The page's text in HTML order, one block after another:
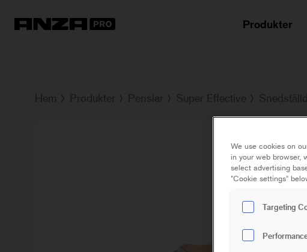
Produkter
Hem Produkter Penslar Super Effective
We use cookies on
in your web browser,
select advertising
"Cookie settings"
Targeting